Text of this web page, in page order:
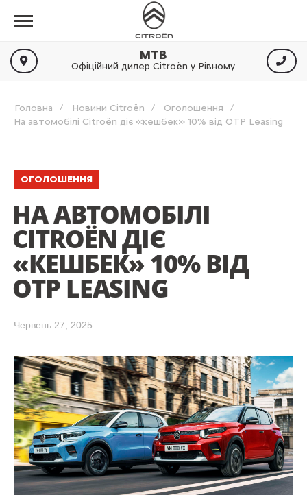
МТВ
Офіційний дилер Citroën у Рівному
Головна Новини Citroën
Оголошення
На автомобілі Citroën діє «кешбек» 10% від OTP Leasing
ОГОЛОШЕННЯ
НА АВТОМОБІЛІ
CITROËN ДІЄ
«КЕШБЕК» 10% ВІД
OTP LEASING
Червень 27, 2025